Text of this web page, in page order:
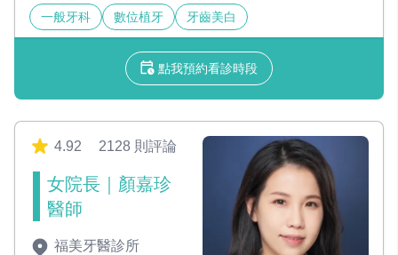
一般牙科 數位植牙 牙齒美白
點我預約看診時段
4.92 2128 則評論
女院長｜顏嘉珍
醫師
福美牙醫診所